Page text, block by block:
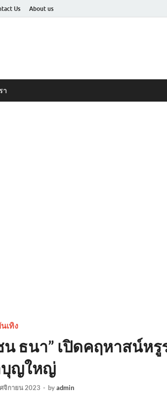
Us About us
า
เทิง
น ธนา” เปิดคฤหาสน์ห
ญใหญ่
จิกายน 2023 - byadmin